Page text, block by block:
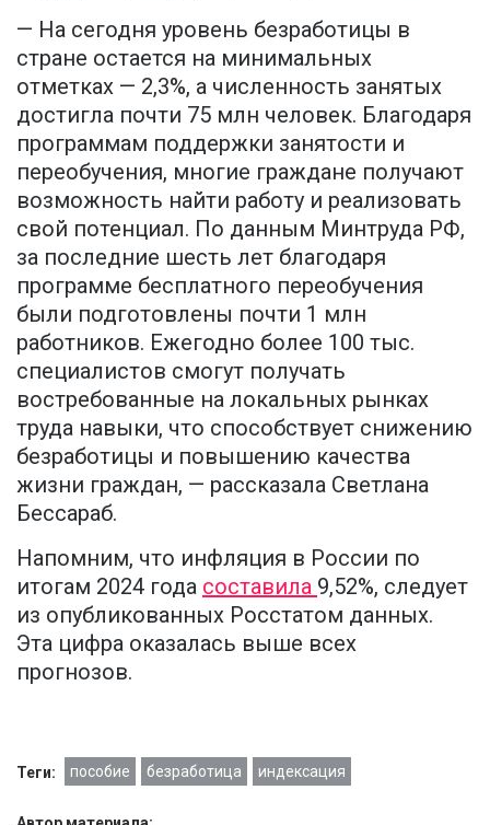
— На сегодня уровень безработицы в
стране остается на минимальных
отметках — 2,3%, а численность занятых
достигла почти 75 млн человек. Благодаря
программам поддержки занятости и
переобучения, многие граждане получают
возможность найти работу и реализовать
свой потенциал. По данным Минтруда РФ,
за последние шесть лет благодаря
программе бесплатного переобучения
были подготовлены почти 1 млн
работников. Ежегодно более 100 тыс.
специалистов смогут получать
востребованные на локальных рынках
труда навыки, что способствует снижению
безработицы и повышению качества
жизни граждан, — рассказала Светлана
Бессараб.
Напомним, что инфляция в России по
итогам 2024 года составила 9,52%, следует
из опубликованных Росстатом данных.
Эта цифра оказалась выше всех
прогнозов.
Теги: пособие безработица индексация